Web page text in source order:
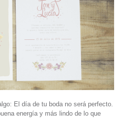
El día de tu boda no será perfecto.
energía y más lindo de lo que